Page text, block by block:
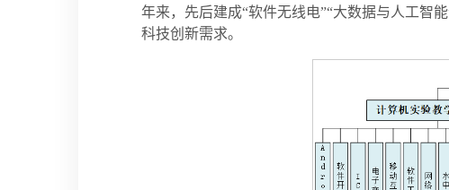
年来，先后建成“软件无线电”“大数据与人工智
科技创新需求。